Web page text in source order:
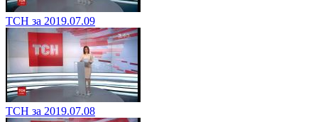
ТСН за 2019.07.09
ТСН за 2019.07.08